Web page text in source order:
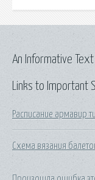
Links to Important
Расписание армавир
Схема вязания
An Informative